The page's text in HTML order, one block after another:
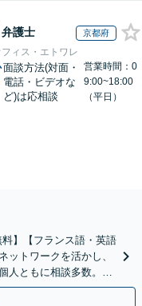
弁護士 京都府
ィス・エトワレ
面談方法(対面・
電話・ビデオな
ど)は応相談
営業時間：0
9:00~18:00
（平日）
料】【フランス語・英語
ットワークを活かし、
人ともに相談多数。細
相談可】